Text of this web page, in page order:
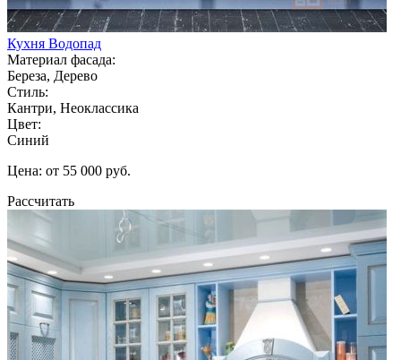
Кухня Водопад
Материал фасада:
Береза, Дерево
Стиль:
Кантри, Неоклассика
Цвет:
Синий
Цена: от 55 000 руб.
Рассчитать